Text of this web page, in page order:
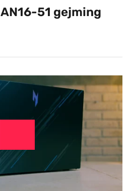
51 gejming